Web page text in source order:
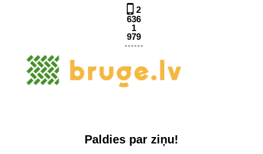
2
636
1
979
Paldies par ziņu!